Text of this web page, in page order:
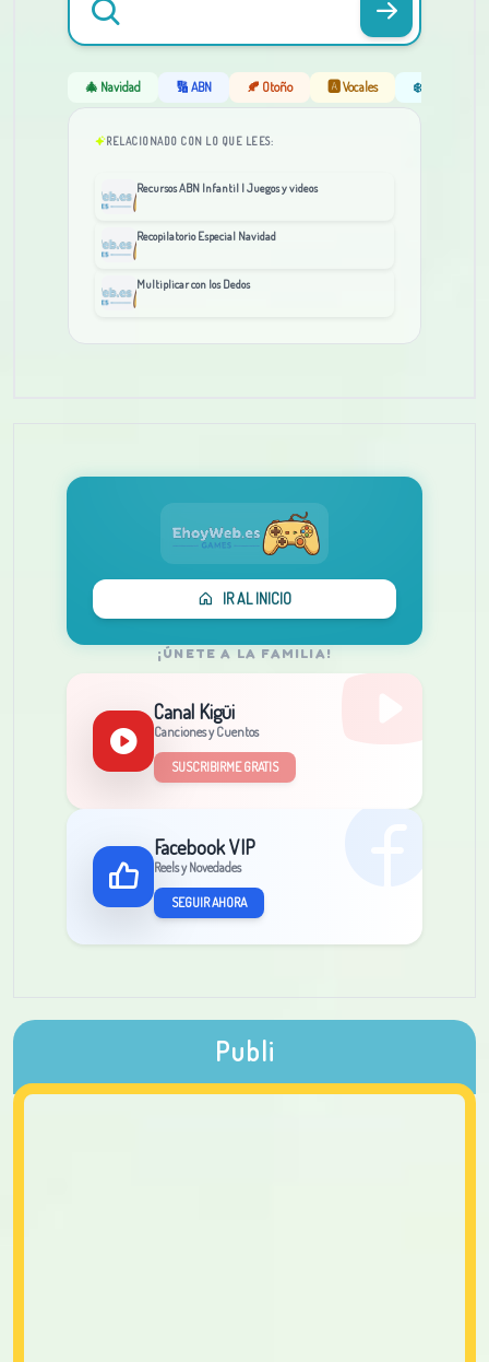
🎄 Navidad 🔢 ABN 🍂 Otoño 🅰️ Vocales ❄️ Invierno
RELACIONADO CON LO QUE LEES:
Recursos ABN Infantil | Juegos y videos
Recopilatorio Especial Navidad
Multiplicar con los Dedos
IR AL INICIO
¡ÚNETE A LA FAMILIA!
Canal Kigüi
Canciones y Cuentos
SUSCRIBIRME GRATIS
Facebook VIP
Reels y Novedades
SEGUIR AHORA
Publi